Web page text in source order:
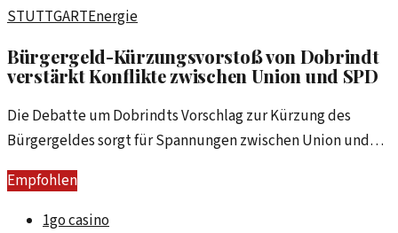
vom Schuldach in die Sterne wird zum inspirierenden
Erlebnis.
STUTTGARTEnergie
Bürgergeld-Kürzungsvorstoß von Dobrindt
verstärkt Konflikte zwischen Union und SPD
Die Debatte um Dobrindts Vorschlag zur Kürzung des
Bürgergeldes sorgt für Spannungen zwischen Union und
SPD. Die Positionen der Parteien verhärten sich weiter.
Empfohlen
1go casino